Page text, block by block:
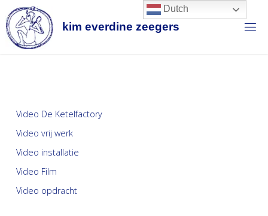
kim everd ine zeegers
Video De Ketelfactory
Video vrij werk
Video installatie
Video Film
Video opdracht
Dutch